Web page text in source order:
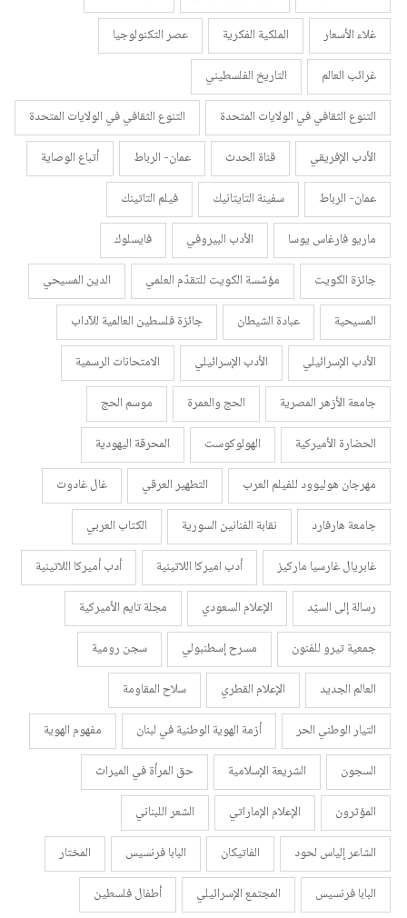
غلاء الأسعار
الملكية الفكرية
عصر التكنولوجيا
غرائب العالم
التاريخ الفلسطيني
التنوع الثقافي في الولايات المتحدة
التنوع الثقافي في الولايات المتحدة
الأدب الإفريقي
قناة الحدث عمان- الرباط
أتباع الوصاية
عمان- الرباط
سفينة التايتانيك
فيلم التاتينك
ماريو فارغاس يوسا
الأدب البيروفي
فايسلوك
جائزة الكويت
مؤسّسة الكويت للتقدّم العلمي
الدين المسيحي
المسيحية
عبادة الشيطان
جائزة فلسطين العالمية للآداب
الأدب الإسرائيلي
الأدب الإسرائيلي
الامتحانات الرسمية
جامعة الأزهر المصرية
الحج والعمرة
موسم الحج
الحضارة الأميركية
الهولوكوست
المحرقة اليهودية
مهرجان هوليوود للفيلم العرب
التطهير العرقي
غال غادوت
جامعة هارفارد
نقابة الفنانين السورية
الكتاب العربي
غابريال غارسيا ماركيز
أدب اميركا اللاتينية
أدب أميركا اللاتينية
رسالة إلى السيّد
الإعلام السعودي
مجلة تايم الأميركية
جمعية تيرو للفنون
مسرح إسطنبولي
سجن رومية
العالم الجديد
الإعلام القطري
سلاح المقاومة
التيار الوطني الحر
أزمة الهوية الوطنية في لبنان
مفهوم الهوية
السجون
الشريعة الإسلامية
حق المرأة في الميراث
المؤثرون
الإعلام الإماراتي
الشعر اللبناني
الشاعر إلياس لحود
الفاتيكان البابا فرنسيس
المختار
البابا فرنسيس
المجتمع الإسرائيلي أطفال فلسطين